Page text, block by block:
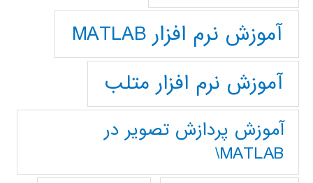
آموزش نرم افزار MATLAB
آموزش نرم افزار متلب
آموزش پردازش تصوير در
MATLAB\